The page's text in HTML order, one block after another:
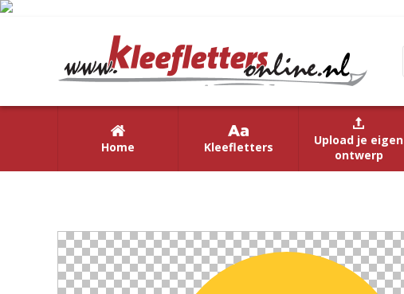
Home Kleefletters
Upload je eigen
ontwerp